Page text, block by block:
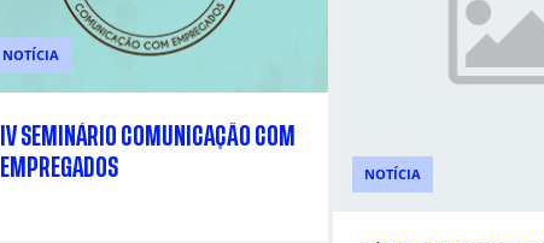
NOTÍCIA
IV SEMINÁRIO COMUNICAÇÃO COM
EMPREGADOS
NOTÍCIA